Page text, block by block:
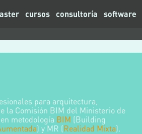
cursos consultoría software
para arquitectura,
la Comisión BIM del Ministerio de
metodología BIM (Building
) y MR (Realidad Mixta).